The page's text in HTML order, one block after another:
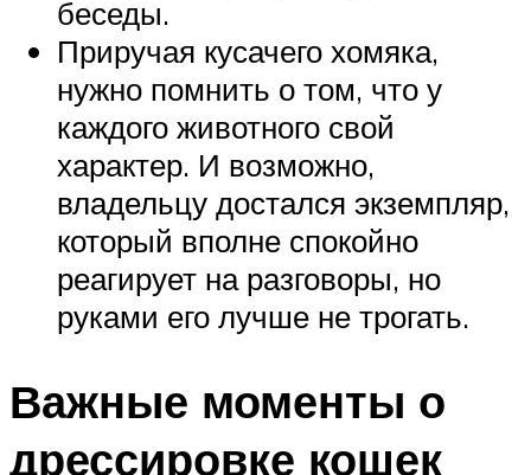
беседы.
Приручая кусачего хомяка,
нужно помнить о том, что у
каждого животного свой
характер. И возможно,
владельцу достался экземпляр,
который вполне спокойно
реагирует на разговоры, но
руками его лучше не трогать.
Важные моменты о
дрессировке кошек